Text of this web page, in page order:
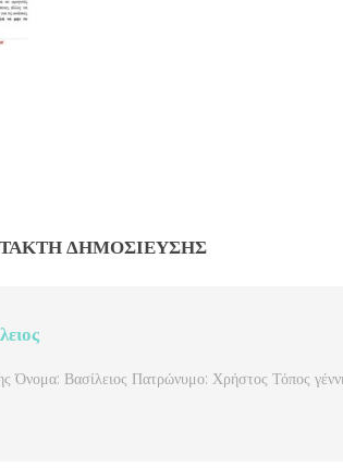
ΔΗΜΟΣΊΕΥΣΗΣ
Όνομα: Βασίλειος Πατρώνυμο: Χρήστος Τόπος